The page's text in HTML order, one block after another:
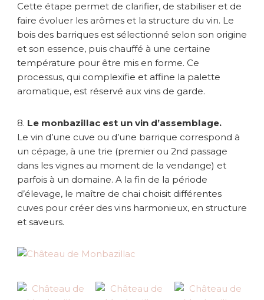
Cette étape permet de clarifier, de stabiliser et de
faire évoluer les arômes et la structure du vin. Le
bois des barriques est sélectionné selon son origine
et son essence, puis chauffé à une certaine
température pour être mis en forme. Ce
processus, qui complexifie et affine la palette
aromatique, est réservé aux vins de garde.
8. Le monbazillac est un vin d’assemblage.
Le vin d’une cuve ou d’une barrique correspond à
un cépage, à une trie (premier ou 2nd passage
dans les vignes au moment de la vendange) et
parfois à un domaine. A la fin de la période
d’élevage, le maître de chai choisit différentes
cuves pour créer des vins harmonieux, en structure
et saveurs.